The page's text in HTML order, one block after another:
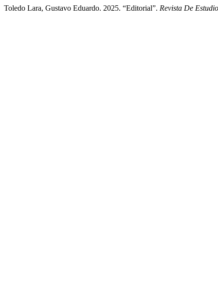
Toledo Lara, Gustavo Eduardo. 2025. “Editorial”. Revista De